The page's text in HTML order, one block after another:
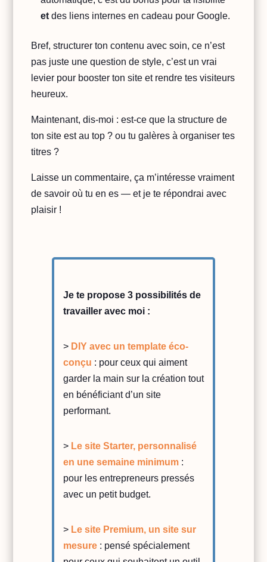
et des liens internes en cadeau pour Google.
Bref, structurer ton contenu avec soin, ce n’est
pas juste une question de style, c’est un vrai
levier pour booster ton site et rendre tes visiteurs
heureux.
Maintenant, dis-moi : est-ce que la structure de
ton site est au top ? ou tu galères à organiser tes
titres ?
Laisse un commentaire, ça m’intéresse vraiment
de savoir où tu en es — et je te répondrai avec
plaisir !
Je te propose 3 possibilités de
travailler avec moi :
> DIY avec un template éco-
conçu : pour ceux qui aiment
garder la main sur la création tout
en bénéficiant d’un site
performant.
> Le site Starter, personnalisé
en une semaine minimum:
pour les entrepreneurs pressés
avec un petit budget.
> Le site Premium, un site sur
mesure: pensé spécialement